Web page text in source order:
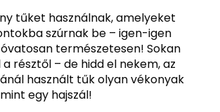
tűket használnak, amelyeket
szúrnak be – igen-igen
természetesen! Sokan
résztől – de hidd el nekem, az
használt tűk olyan vékonyak
egy hajszál!